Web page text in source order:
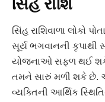
સિંહ રાશિ
સિંહ રાશિવાળા લોકો
સૂર્ય ભગવાનની કૃપાથી
યોજનાઓ સફળ થઈ શકે
તમને સારું મળી શકે છે.
વ્યક્તિની આર્થિક